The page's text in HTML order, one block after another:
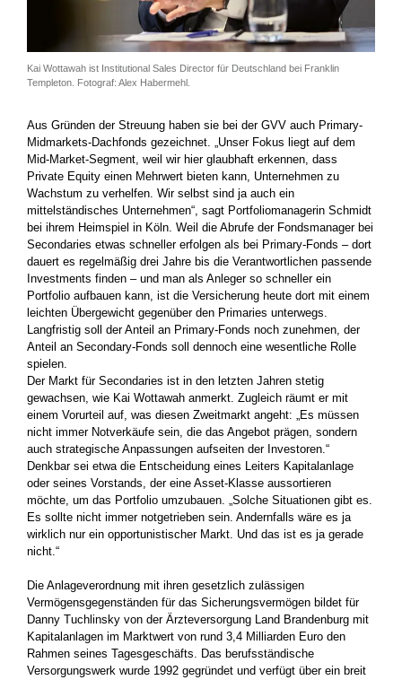
Kai Wottawah ist Institutional Sales Director für Deutschland bei Franklin
Templeton. Fotograf: Alex Habermehl.
Aus Gründen der Streuung haben sie bei der GVV auch Primary-
Midmarkets-Dachfonds gezeichnet. „Unser Fokus liegt auf dem
Mid-Market-Segment, weil wir hier glaubhaft erkennen, dass
Private Equity einen Mehrwert bieten kann, Unternehmen zu
Wachstum zu verhelfen. Wir selbst sind ja auch ein
mittelständisches Unternehmen“, sagt Portfoliomanagerin Schmidt
bei ihrem Heimspiel in Köln. Weil die Abrufe der Fondsmanager bei
Secondaries etwas schneller erfolgen als bei Primary-Fonds – dort
dauert es regelmäßig drei Jahre bis die Verantwortlichen passende
Investments finden – und man als Anleger so schneller ein
Portfolio aufbauen kann, ist die Versicherung heute dort mit einem
leichten Übergewicht gegenüber den Primaries unterwegs.
Langfristig soll der Anteil an Primary-Fonds noch zunehmen, der
Anteil an Secondary-Fonds soll dennoch eine wesentliche Rolle
spielen.
Der Markt für Secondaries ist in den letzten Jahren stetig
gewachsen, wie Kai Wottawah anmerkt. Zugleich räumt er mit
einem Vorurteil auf, was diesen Zweitmarkt angeht: „Es müssen
nicht immer Notverkäufe sein, die das Angebot prägen, sondern
auch strategische Anpassungen aufseiten der Investoren.“
Denkbar sei etwa die Entscheidung eines Leiters Kapitalanlage
oder seines Vorstands, der eine Asset-Klasse aussortieren
möchte, um das Portfolio umzubauen. „Solche Situationen gibt es.
Es sollte nicht immer notgetrieben sein. Andernfalls wäre es ja
wirklich nur ein opportunistischer Markt. Und das ist es ja gerade
nicht.“
Die Anlageverordnung mit ihren gesetzlich zulässigen
Vermögensgegenständen für das Sicherungsvermögen bildet für
Danny Tuchlinsky von der Ärzteversorgung Land Brandenburg mit
Kapitalanlagen im Marktwert von rund 3,4 Milliarden Euro den
Rahmen seines Tagesgeschäfts. Das berufsständische
Versorgungswerk wurde 1992 gegründet und verfügt über ein breit